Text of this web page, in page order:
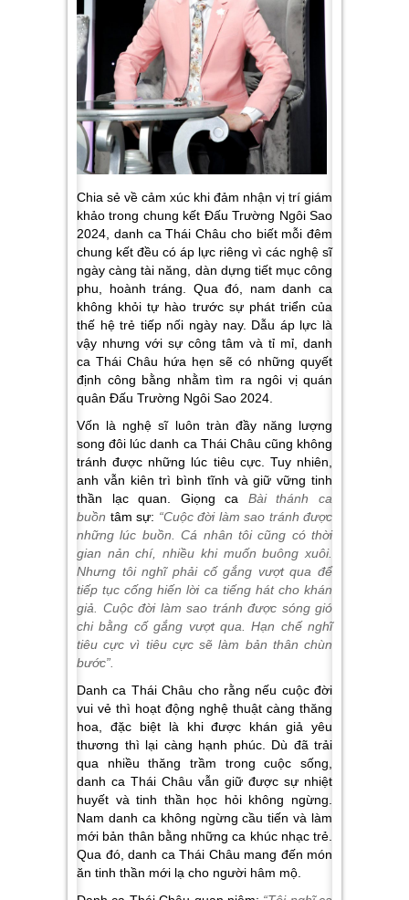
Chia sẻ về cảm xúc khi đảm nhận vị trí giám
khảo trong chung kết Đấu Trường Ngôi Sao
2024, danh ca Thái Châu cho biết mỗi đêm
chung kết đều có áp lực riêng vì các nghệ sĩ
ngày càng tài năng, dàn dựng tiết mục công
phu, hoành tráng. Qua đó, nam danh ca
không khỏi tự hào trước sự phát triển của
thế hệ trẻ tiếp nối ngày nay. Dẫu áp lực là
vậy nhưng với sự công tâm và tỉ mỉ, danh
ca Thái Châu hứa hẹn sẽ có những quyết
định công bằng nhằm tìm ra ngôi vị quán
quân Đấu Trường Ngôi Sao 2024.
Vốn là nghệ sĩ luôn tràn đầy năng lượng
song đôi lúc danh ca Thái Châu cũng không
tránh được những lúc tiêu cực. Tuy nhiên,
anh vẫn kiên trì bình tĩnh và giữ vững tinh
thần lạc quan. Giọng ca Bài thánh ca
buồn tâm sự: “Cuộc đời làm sao tránh được
những lúc buồn. Cá nhân tôi cũng có thời
gian nản chí, nhiều khi muốn buông xuôi.
Nhưng tôi nghĩ phải cố gắng vượt qua để
tiếp tục cống hiến lời ca tiếng hát cho khán
giả. Cuộc đời làm sao tránh được sóng gió
chi bằng cố gắng vượt qua. Hạn chế nghĩ
tiêu cực vì tiêu cực sẽ làm bản thân chùn
bước”.
Danh ca Thái Châu cho rằng nếu cuộc đời
vui vẻ thì hoạt động nghệ thuật càng thăng
hoa, đặc biệt là khi được khán giả yêu
thương thì lại càng hạnh phúc. Dù đã trải
qua nhiều thăng trầm trong cuộc sống,
danh ca Thái Châu vẫn giữ được sự nhiệt
huyết và tinh thần học hỏi không ngừng.
Nam danh ca không ngừng cầu tiến và làm
mới bản thân bằng những ca khúc nhạc trẻ.
Qua đó, danh ca Thái Châu mang đến món
ăn tinh thần mới lạ cho người hâm mộ.